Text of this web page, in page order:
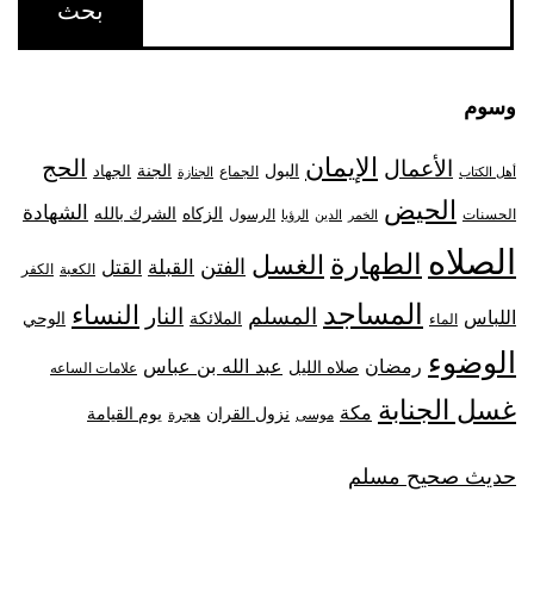
وسوم
أهل الكتاب الأعمال الإيمان البول الجماع الجنازة الجنة الجهاد الحج
الحسنات الحيض الخمر الدين الرؤيا الرسول الزكاه الشرك بالله الشهادة
الصلاه الطهارة الغسل الفتن القبلة القتل الكعبة الكفر
اللباس الماء المساجد المسلم الملائكة النار النساء الوحي
الوضوء رمضان صلاه الليل عبد الله بن عباس علامات الساعه
غسل الجنابة مكة موسى نزول القران هجرة يوم القيامة
حديث صحيح مسلم